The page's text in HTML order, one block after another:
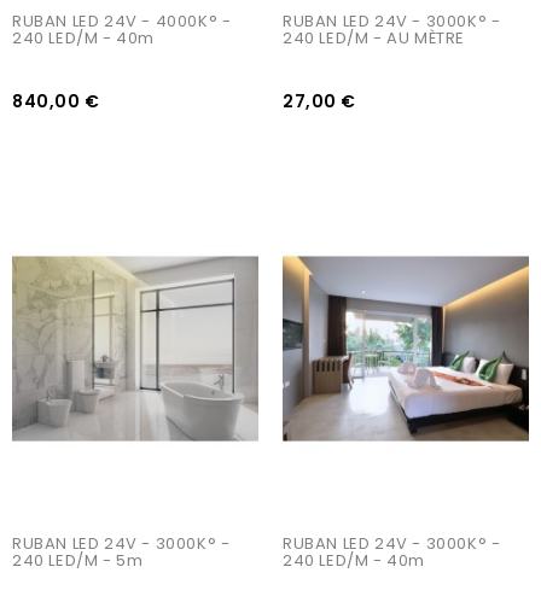
RUBAN LED 24V - 4000K° -
240 LED/m - 40m
840,00 €
RUBAN LED 24V - 3000K° -
240 LED/m - AU MÈTRE
27,00 €
RUBAN LED 24V - 3000K° -
240 LED/m - 5m
RUBAN LED 24V - 3000K° -
240 LED/m - 40m